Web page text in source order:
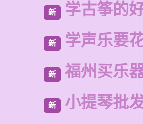
新 学古筝的
新 学声乐要
新 福州买乐
新 小提琴批